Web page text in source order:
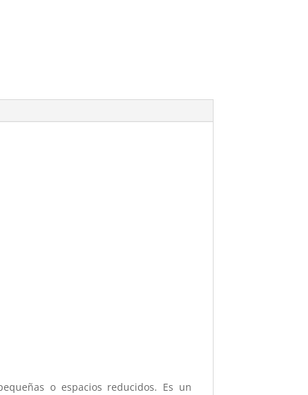
o espacios reducidos. Es un